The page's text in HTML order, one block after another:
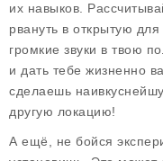
их навыков.
рвануть в открытую
громкие звуки в твою
и дать тебе жизненно
сделаешь
другую локацию!
А ещё, не бойся